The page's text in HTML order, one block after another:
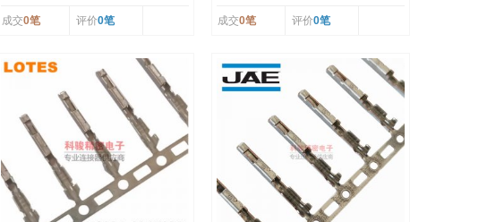
成交0笔 评价0笔 成交0笔 评价0笔